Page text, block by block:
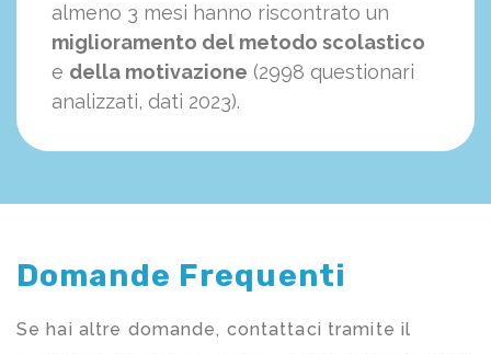
almeno 3 mesi hanno riscontrato un
miglioramento del metodo scolastico
e della motivazione (2998 questionari
analizzati, dati 2023).
Domande Frequenti
Se hai altre domande, contattaci tramite il